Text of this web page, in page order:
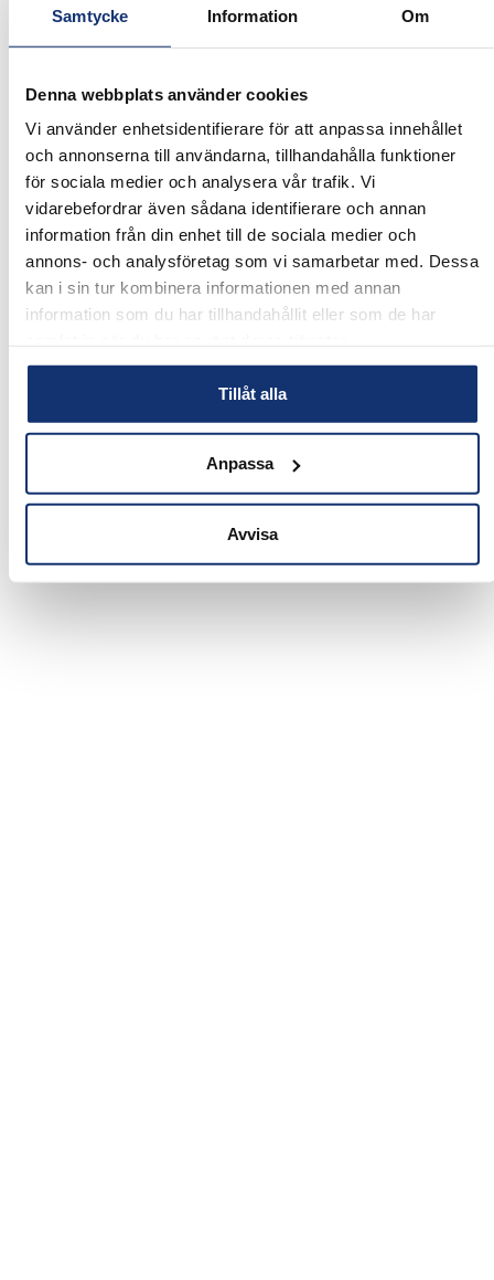
Samtycke Information Om
Denna webbplats använder cookies
Vi använder enhetsidentifierare för att anpassa innehållet
och annonserna till användarna, tillhandahålla funktioner
för sociala medier och analysera vår trafik. Vi
vidarebefordrar även sådana identifierare och annan
information från din enhet till de sociala medier och
annons- och analysföretag som vi samarbetar med. Dessa
kan i sin tur kombinera informationen med annan
information som du har tillhandahållit eller som de har
Tillåt alla
Anpassa
Avvisa
Kan ni hjälpa till både med små och stora
projekt?